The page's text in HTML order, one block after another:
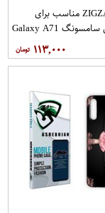
کاور مدل ZIGZAG مناسب برای
گوشی موبایل سامسونگ Galaxy A71
۱۱۳,۰۰۰